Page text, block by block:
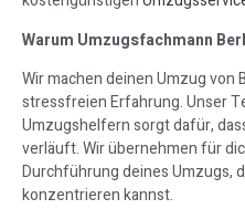
Warum Umzugsfachmann
Wir machen deinen Umzug von
stressfreien Erfahrung. Unser
Umzugshelfern sorgt dafür,
verläuft. Wir übernehmen für
Durchführung deines Umzugs,
konzentrieren kannst.